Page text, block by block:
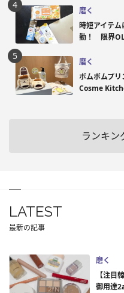
磨く
時短アイテ
勤！ 限界
磨く
ポムポムプ
Cosme
ランキン
LATEST
最新の記事
磨く
【注目
御用達